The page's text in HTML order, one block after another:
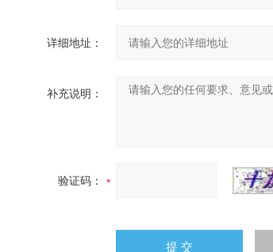
详细地址：
补充说明：
验证码：